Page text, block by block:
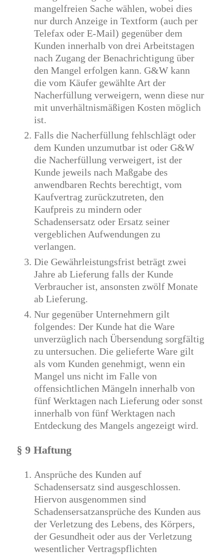
mangelfreien Sache wählen, wobei dies
nur durch Anzeige in Textform (auch per
Telefax oder E-Mail) gegenüber dem
Kunden innerhalb von drei Arbeitstagen
nach Zugang der Benachrichtigung über
den Mangel erfolgen kann. G&W kann
die vom Käufer gewählte Art der
Nacherfüllung verweigern, wenn diese nur
mit unverhältnismäßigen Kosten möglich
ist.
Falls die Nacherfüllung fehlschlägt oder
dem Kunden unzumutbar ist oder G&W
die Nacherfüllung verweigert, ist der
Kunde jeweils nach Maßgabe des
anwendbaren Rechts berechtigt, vom
Kaufvertrag zurückzutreten, den
Kaufpreis zu mindern oder
Schadensersatz oder Ersatz seiner
vergeblichen Aufwendungen zu
verlangen.
Die Gewährleistungsfrist beträgt zwei
Jahre ab Lieferung falls der Kunde
Verbraucher ist, ansonsten zwölf Monate
ab Lieferung.
Nur gegenüber Unternehmern gilt
folgendes: Der Kunde hat die Ware
unverzüglich nach Übersendung sorgfältig
zu untersuchen. Die gelieferte Ware gilt
als vom Kunden genehmigt, wenn ein
Mangel uns nicht im Falle von
offensichtlichen Mängeln innerhalb von
fünf Werktagen nach Lieferung oder sonst
innerhalb von fünf Werktagen nach
Entdeckung des Mangels angezeigt wird.
§ 9 Haftung
Ansprüche des Kunden auf
Schadensersatz sind ausgeschlossen.
Hiervon ausgenommen sind
Schadensersatzansprüche des Kunden aus
der Verletzung des Lebens, des Körpers,
der Gesundheit oder aus der Verletzung
wesentlicher Vertragspflichten